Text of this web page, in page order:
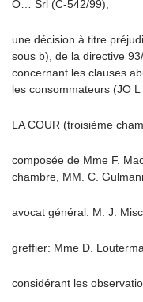
O… Srl (C-542/99),
une décision à titre
sous b), de la directive
concernant les clauses
les consommateurs (JO L
LA COUR (troisième
composée de Mme F.
chambre, MM. C.
avocat général: M. J.
greffier: Mme D.
considérant les